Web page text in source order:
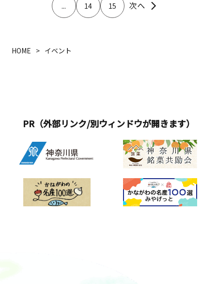
... 14 15
HOME イベント
PR（外部リンク/別ウィンドウが開きます）